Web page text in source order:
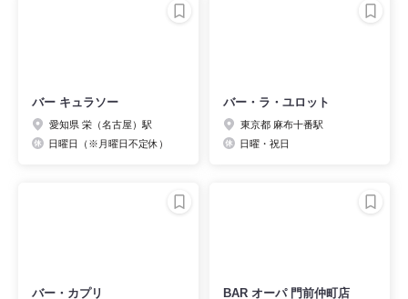
バー キュラソー
愛知県 栄（名古屋）駅
日曜日（※月曜日不定休）
バー・ラ・ユロット
東京都 麻布十番駅
日曜・祝日
バー・カプリ BAR オーパ 門前仲町店